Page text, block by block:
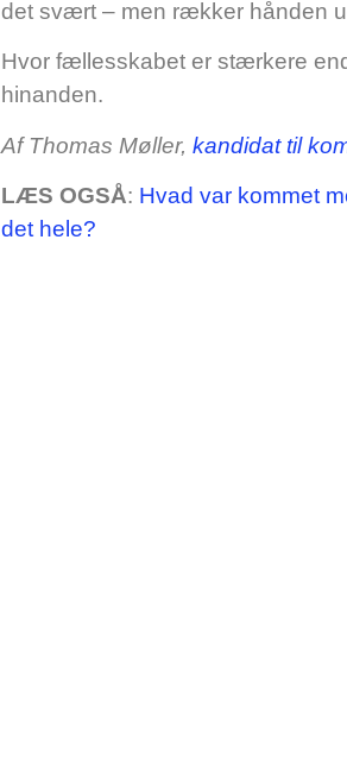
det svært – men rækker hånden
Hvor fællesskabet er stærkere
hinanden.
Af Thomas Møller,kandidat til
LÆS OGSÅ: Hvad var kommet
det hele?